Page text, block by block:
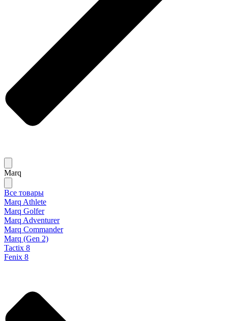
Marq
Все товары
Marq Athlete
Marq Golfer
Marq Adventurer
Marq Commander
Marq (Gen 2)
Tactix 8
Fenix 8